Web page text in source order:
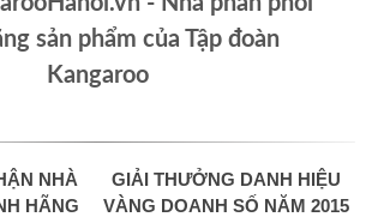
sản phẩm của Tập đoàn
Kangaroo
NHÀ
HÃNG
GIẢI THƯỞNG DANH HIỆU
VÀNG DOANH SỐ NĂM 2015